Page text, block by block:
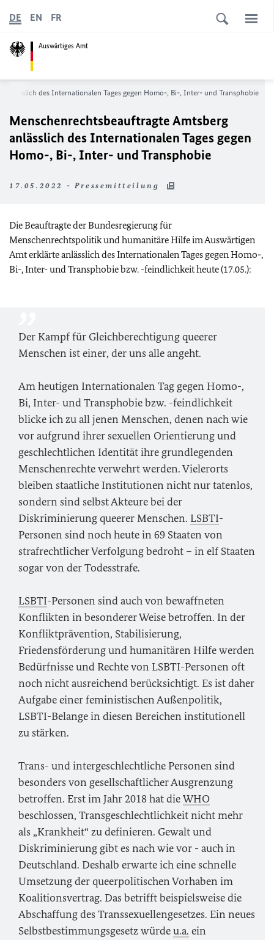
Auswärtiges Amt
DE EN FR
anlässlich des Internationalen Tages gegen Homo-, Bi-, Inter- und Transphobie
Menschenrechtsbeauftragte Amtsberg
anlässlich des Internationalen Tages gegen
Homo-, Bi-, Inter- und Transphobie
17.05.2022 - Pressemitteilung
Die Beauftragte der Bundesregierung für
Menschenrechtspolitik und humanitäre Hilfe im Auswärtigen
Amt erklärte anlässlich des Internationalen Tages gegen Homo-,
Bi-, Inter- und Transphobie bzw. -feindlichkeit heute (17.05.):
Der Kampf für Gleichberechtigung queerer
Menschen ist einer, der uns alle angeht.
Am heutigen Internationalen Tag gegen Homo-,
Bi, Inter- und Transphobie bzw. -feindlichkeit
blicke ich zu all jenen Menschen, denen nach wie
vor aufgrund ihrer sexuellen Orientierung und
geschlechtlichen Identität ihre grundlegenden
Menschenrechte verwehrt werden. Vielerorts
bleiben staatliche Institutionen nicht nur tatenlos,
sondern sind selbst Akteure bei der
Diskriminierung queerer Menschen. LSBTI-
Personen sind noch heute in 69 Staaten von
strafrechtlicher Verfolgung bedroht – in elf Staaten
sogar von der Todesstrafe.
LSBTI-Personen sind auch von bewaffneten
Konflikten in besonderer Weise betroffen. In der
Konfliktprävention, Stabilisierung,
Friedensförderung und humanitären Hilfe werden
Bedürfnisse und Rechte von LSBTI-Personen oft
noch nicht ausreichend berücksichtigt. Es ist daher
Aufgabe einer feministischen Außenpolitik,
LSBTI-Belange in diesen Bereichen institutionell
zu stärken.
Trans- und intergeschlechtliche Personen sind
besonders von gesellschaftlicher Ausgrenzung
betroffen. Erst im Jahr 2018 hat dieWHO
beschlossen, Transgeschlechtlichkeit nicht mehr
als „Krankheit“ zu definieren. Gewalt und
Diskriminierung gibt es nach wie vor - auch in
Deutschland. Deshalb erwarte ich eine schnelle
Umsetzung der queerpolitischen Vorhaben im
Koalitionsvertrag. Das betrifft beispielsweise die
Abschaffung des Transsexuellengesetzes. Ein neues
Selbstbestimmungsgesetz würdeu.a. ein